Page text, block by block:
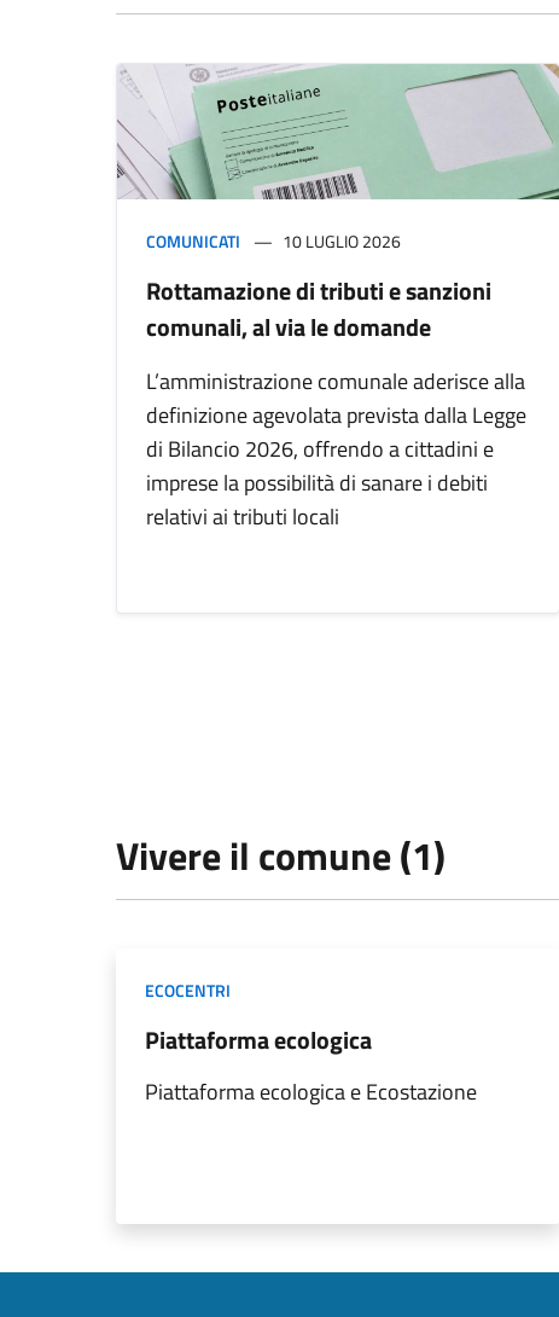
COMUNICATI 10 LUGLIO 2026
Rottamazione di tributi e sanzioni
comunali, al via le domande
L’amministrazione comunale aderisce alla
definizione agevolata prevista dalla Legge
di Bilancio 2026, offrendo a cittadini e
imprese la possibilità di sanare i debiti
relativi ai tributi locali
Vivere il comune (1)
ECOCENTRI
Piattaforma ecologica
Piattaforma ecologica e Ecostazione